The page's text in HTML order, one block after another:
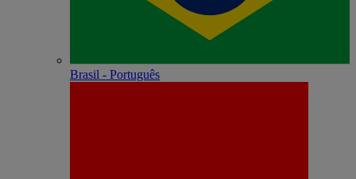
Brasil - Português